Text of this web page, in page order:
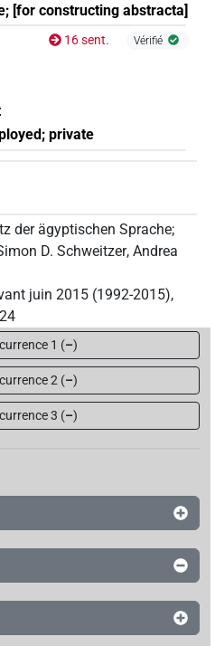
[for constructing abstracta]
16 sent. Vérifié
private
der ägyptischen Sprache;
D. Schweitzer, Andrea
juin 2015 (1992-2015),
1 (–)
2 (–)
3 (–)